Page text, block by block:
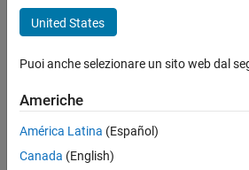
Author and Validate Requirements
Model and Validate Requirements
strtrim
ON THIS PAGE
Syntax
Description
Examples
expand all in page
Syntax
newStr = strtrim(str)
whitespace characters from the string
Requirements Table
United States
Puoi anche selezionare un sito web dal
Americhe
América Latina (Español)
Canada (English)